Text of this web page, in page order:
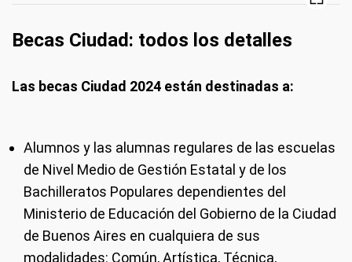
Becas Ciudad: todos los detalles
Las becas Ciudad 2024 están destinadas a:
Alumnos y las alumnas regulares de las escuelas
de Nivel Medio de Gestión Estatal y de los
Bachilleratos Populares dependientes del
Ministerio de Educación del Gobierno de la Ciudad
de Buenos Aires en cualquiera de sus
modalidades: Común, Artística, Técnica,